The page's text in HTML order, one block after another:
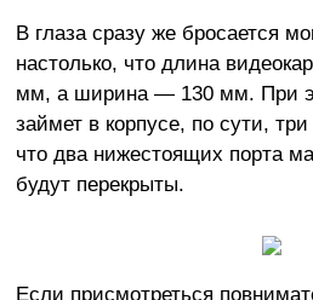
В глаза сразу же бросается
настолько, что длина
мм, а ширина — 130 мм. При
займет в корпусе, по сути,
что два нижестоящих порта
будут перекрыты.
Если присмотреться